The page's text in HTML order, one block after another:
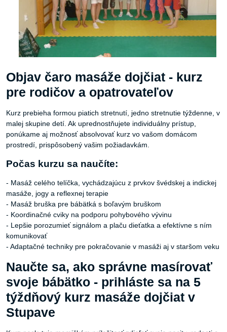
Objav čaro masáže dojčiat - kurz
pre rodičov a opatrovateľov
Kurz prebieha formou piatich stretnutí, jedno stretnutie týždenne, v
malej skupine detí. Ak uprednostňujete individuálny prístup,
ponúkame aj možnosť absolvovať kurz vo vašom domácom
prostredí, prispôsobený vašim požiadavkám.
Počas kurzu sa naučíte:
- Masáž celého telíčka, vychádzajúcu z prvkov švédskej a indickej
masáže, jogy a reflexnej terapie
- Masáž bruška pre bábätká s boľavým bruškom
- Koordinačné cviky na podporu pohybového vývinu
- Lepšie porozumieť signálom a plaču dieťatka a efektívne s ním
komunikovať
- Adaptačné techniky pre pokračovanie v masáži aj v staršom veku
Naučte sa, ako správne masírovať
svoje bábätko - prihláste sa na 5
týždňový kurz masáže dojčiat v
Stupave